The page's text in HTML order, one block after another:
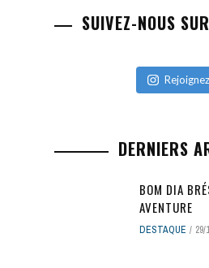
SUIVEZ-NOUS
DERNIERS
BOM DIA
AVENTURE
DESTAQUE 29/